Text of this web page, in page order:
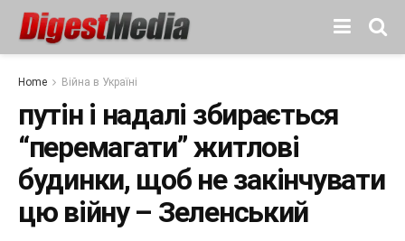
Home Війна в Україні
путін і надалі збирається
“перемагати” житлові
будинки, щоб не закінчувати
цю війну – Зеленський